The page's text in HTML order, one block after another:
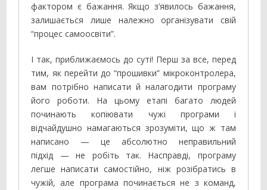
фактором є бажання. Якщо з’явилось бажання,
залишається лише належно організувати свій
“процес самоосвіти”.
І так, приближаємось до суті! Перш за все, перед
тим, як перейти до “прошивки” мікроконтролера,
вам потрібно написати й налагодити програму
його роботи. На цьому етапі багато людей
починають копіювати чужі програми і
відчайдушно намагаються зрозуміти, що ж там
написано — це абсолютно неправильний
підхід — не робіть так. Насправді, програму
легше написати самостійно, ніж розібратись в
чужій, але програма починається не з команд,